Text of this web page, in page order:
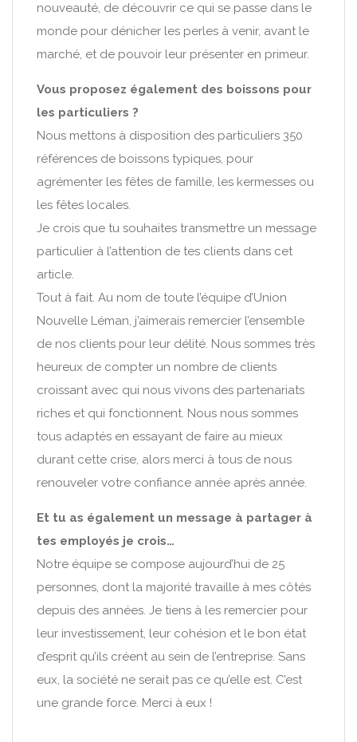
nouveauté, de découvrir ce qui se passe dans le
monde pour dénicher les perles à venir, avant le
marché, et de pouvoir leur présenter en primeur.
Vous proposez également des boissons pour
les particuliers ?
Nous mettons à disposition des particuliers 350
références de boissons typiques, pour
agrémenter les fêtes de famille, les kermesses ou
les fêtes locales.
Je crois que tu souhaites transmettre un message
particulier à l’attention de tes clients dans cet
article.
Tout à fait. Au nom de toute l’équipe d’Union
Nouvelle Léman, j’aimerais remercier l’ensemble
de nos clients pour leur délité. Nous sommes très
heureux de compter un nombre de clients
croissant avec qui nous vivons des partenariats
riches et qui fonctionnent. Nous nous sommes
tous adaptés en essayant de faire au mieux
durant cette crise, alors merci à tous de nous
renouveler votre confiance année après année.
Et tu as également un message à partager à
tes employés je crois…
Notre équipe se compose aujourd’hui de 25
personnes, dont la majorité travaille à mes côtés
depuis des années. Je tiens à les remercier pour
leur investissement, leur cohésion et le bon état
d’esprit qu’ils créent au sein de l’entreprise. Sans
eux, la société ne serait pas ce qu’elle est. C’est
une grande force. Merci à eux !